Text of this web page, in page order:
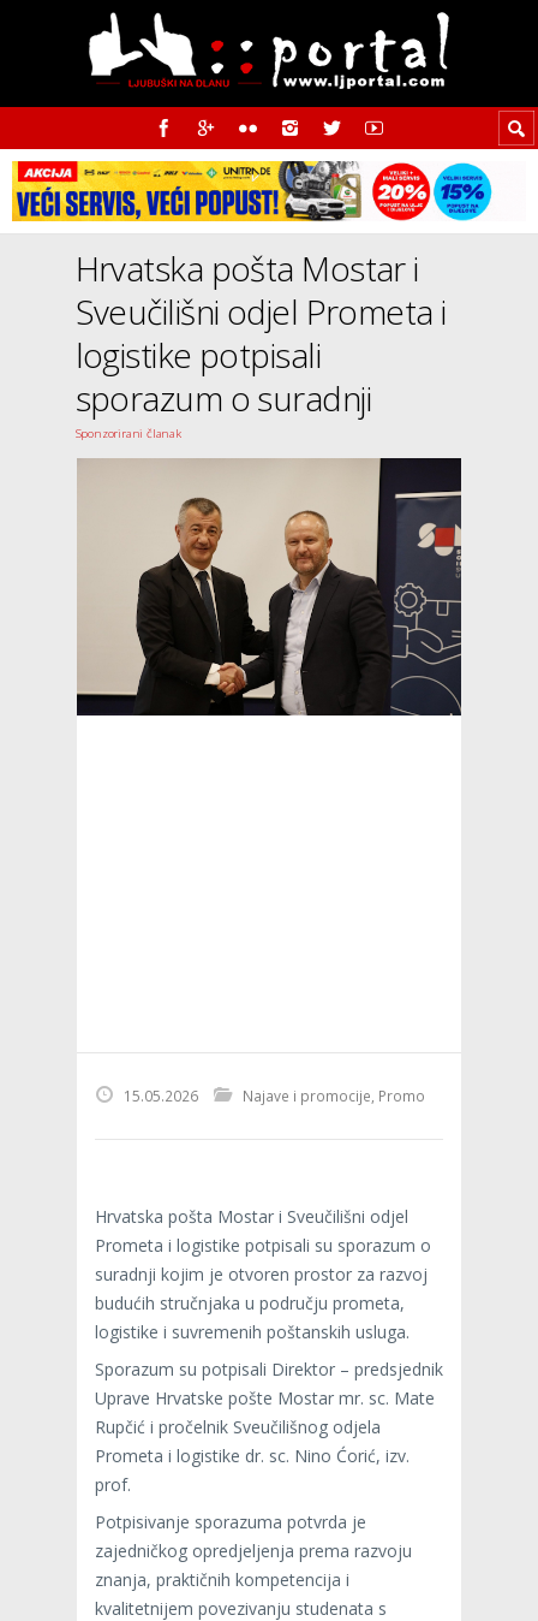
Hrvatska pošta Mostar i
Sveučilišni odjel Prometa i
logistike potpisali
sporazum o suradnji
Sponzorirani članak
15.05.2026 Najave i promocije Promo
Hrvatska pošta Mostar i Sveučilišni odjel
Prometa i logistike potpisali su sporazum o
suradnji kojim je otvoren prostor za razvoj
budućih stručnjaka u području prometa,
logistike i suvremenih poštanskih usluga.
Sporazum su potpisali Direktor – predsjednik
Uprave Hrvatske pošte Mostar mr. sc. Mate
Rupčić i pročelnik Sveučilišnog odjela
Prometa i logistike dr. sc. Nino Ćorić, izv.
prof.
Potpisivanje sporazuma potvrda je
zajedničkog opredjeljenja prema razvoju
znanja, praktičnih kompetencija i
kvalitetnijem povezivanju studenata s